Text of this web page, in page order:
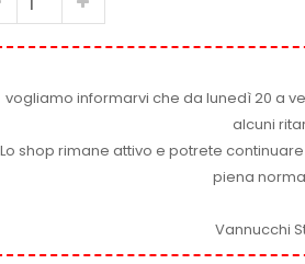
vogliamo informarvi che da lunedì 20 a
alcuni
Lo shop rimane attivo e potrete
piena
Vannucchi